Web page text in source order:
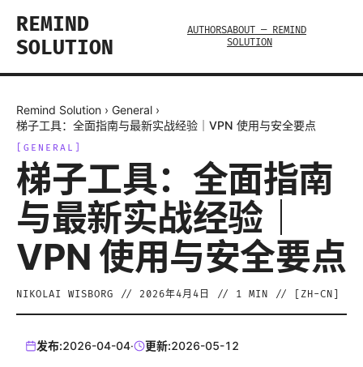
REMIND
SOLUTION
AUTHORSABOUT — REMIND
SOLUTION
Remind Solution › General ›
梯子工具：全面指南与最新实战经验｜VPN 使用与安全要点
GENERAL
梯子工具：全面指南
与最新实战经验｜
VPN 使用与安全要点
NIKOLAI WISBORG // 2026年4月4日 // 1 MIN // [ ZH-CN
发布:2026-04-04· 更新:2026-05-12